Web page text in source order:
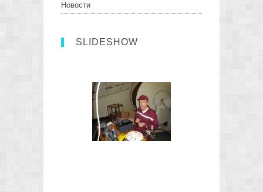
Новости
SLIDESHOW